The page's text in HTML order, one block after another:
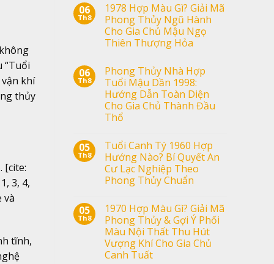
“Tuổi
khí
thủy
[cite:
3, 4,
và
tĩnh,
06
Th8
1978 Hợp Màu Gì? Giải Mã
Phong Thủy Ngũ Hành
Cho Gia Chủ Mậu Ngọ
Thiên Thượng Hỏa
06
Th8
Phong Thủy Nhà Hợp
Tuổi Mậu Dần 1998:
Hướng Dẫn Toàn Diện
Cho Gia Chủ Thành Đầu
Thổ
05
Th8
Tuổi Canh Tý 1960 Hợp
Hướng Nào? Bí Quyết An
Cư Lạc Nghiệp Theo
Phong Thủy Chuẩn
05
Th8
1970 Hợp Màu Gì? Giải Mã
Phong Thủy & Gợi Ý Phối
Màu Nội Thất Thu Hút
Vượng Khí Cho Gia Chủ
Canh Tuất